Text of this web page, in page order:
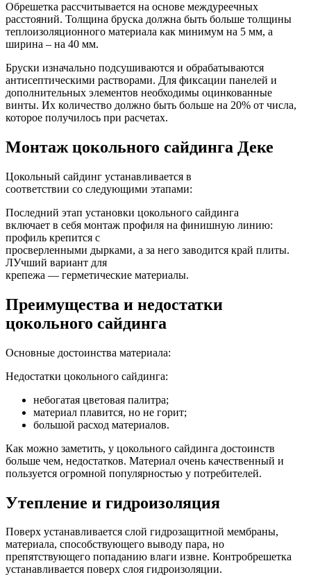
Обрешетка рассчитывается на основе междуреечных
расстояний. Толщина бруска должна быть больше толщины
теплоизоляционного материала как минимум на 5 мм, а
ширина – на 40 мм.
Бруски изначально подсушиваются и обрабатываются
антисептическими растворами. Для фиксации панелей и
дополнительных элементов необходимы оцинкованные
винты. Их количество должно быть больше на 20% от числа,
которое получилось при расчетах.
Монтаж цокольного сайдинга Деке
Цокольный сайдинг устанавливается в
соответствии со следующими этапами:
Последний этап установки цокольного сайдинга
включает в себя монтаж профиля на финишную линию:
профиль крепится с
просверленными дырками, а за него заводится край плиты.
ЛУчший вариант для
крепежа — герметические материалы.
Преимущества и недостатки
цокольного сайдинга
Основные достоинства материала:
Недостатки цокольного сайдинга:
небогатая цветовая палитра;
материал плавится, но не горит;
большой расход материалов.
Как можно заметить, у цокольного сайдинга достоинств
больше чем, недостатков. Материал очень качественный и
пользуется огромной популярностью у потребителей.
Утепление и гидроизоляция
Поверх устанавливается слой гидрозащитной мембраны,
материала, способствующего выводу пара, но
препятствующего попаданию влаги извне. Контробрешетка
устанавливается поверх слоя гидроизоляции.